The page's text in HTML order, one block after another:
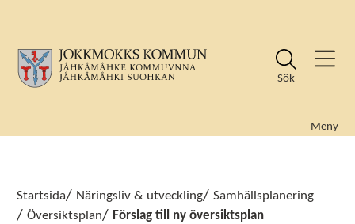
Sök
Meny
Startsida Näringsliv & utveckling
Samhällsplanering
Översiktsplan
Förslag till ny översiktsplan